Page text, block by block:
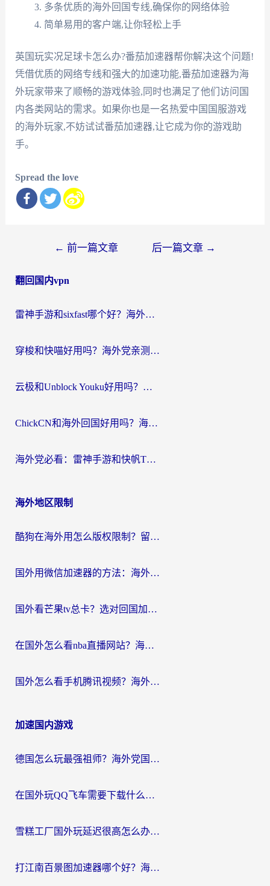
多条优质的海外回国专线,确保你的网络体验
简单易用的客户端,让你轻松上手
英国玩实况足球卡怎么办?番茄加速器帮你解决这个问题!
凭借优质的网络专线和强大的加速功能,番茄加速器为海
外玩家带来了顺畅的游戏体验,同时也满足了他们访问国
内各类网站的需求。如果你也是一名热爱中国国服游戏
的海外玩家,不妨试试番茄加速器,让它成为你的游戏助
手。
Spread the love
导
← 前一篇文章 后一篇文章 →
翻回国内vpn
雷神手游和sixfast哪个好？海外党亲测3款回国加速器，教你选对不踩坑
穿梭和快喵好用吗？海外党亲测：小众加速器对比+番茄加速器深度体验
云极和Unblock Youku好用吗？海外党亲测+2026回国加速器避坑指南
ChickCN和海外回国好用吗？海外党2026亲测：从手游到影音，选对加速器的3个关键
海外党必看：雷神手游和快帆TV版好用吗？3步选对回国加速器不踩坑
海外地区限制
酷狗在海外用怎么版权限制？留学生亲测：3步解决听国内音乐难题
国外用微信加速器的方法：海外党无缝连接国内生活的实用指南
国外看芒果tv总卡？选对回国加速器，轻松追《浪姐》不费劲
在国外怎么看nba直播网站？海外党专属体育观赛指南，告别地区限制！
国外怎么看手机腾讯视频？海外党亲测有效的追剧加速器选择指南
加速国内游戏
德国怎么玩最强祖师？海外党国服游戏加速器选择全攻略（附宝可梦Online实测）
在国外玩QQ飞车需要下载什么加速器呢？海外党亲测有效的国服游戏加速指南
雪糕工厂国外玩延迟很高怎么办？海外玩家国服游戏加速终极攻略（附实测推荐）
打江南百景图加速器哪个好？海外党踩坑N次后，终于找到不卡的秘诀